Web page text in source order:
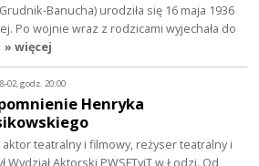
Banucha) urodziła się 16 maja 1936
Po wojnie wraz z rodzicami wyjechała do
» więcej
02, godz. 20:00
Henryka
teatralny i filmowy, reżyser teatralny i